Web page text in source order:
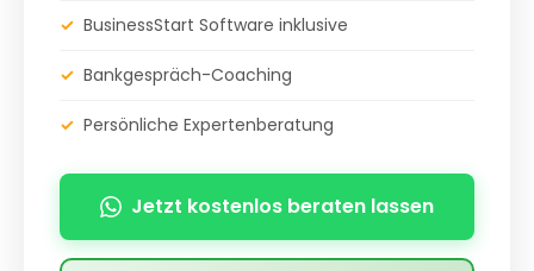
✓ BusinessStart Software inklusive
✓ Bankgespräch-Coaching
✓ Persönliche Expertenberatung
Jetzt kostenlos beraten lassen